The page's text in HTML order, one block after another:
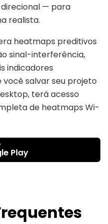
— para
realista.
heatmaps preditivos
sinal-interferência,
indicadores
salvar seu projeto
terá acesso
de heatmaps Wi-
Play